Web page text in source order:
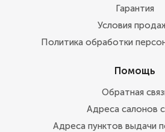
Гарантия
Условия
Политика обработки
Помощь
Обратная
Адреса салонов
Адреса пунктов выдачи